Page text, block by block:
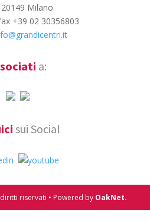
Milano
+39 02 30356803
a:
sui Social
riservati • Powered by OakNet.